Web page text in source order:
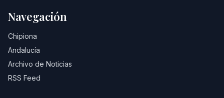
Navegación
Chipiona
Andalucía
Archivo de Noticias
RSS Feed